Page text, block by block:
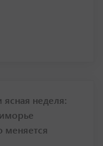
неделя:
меняется